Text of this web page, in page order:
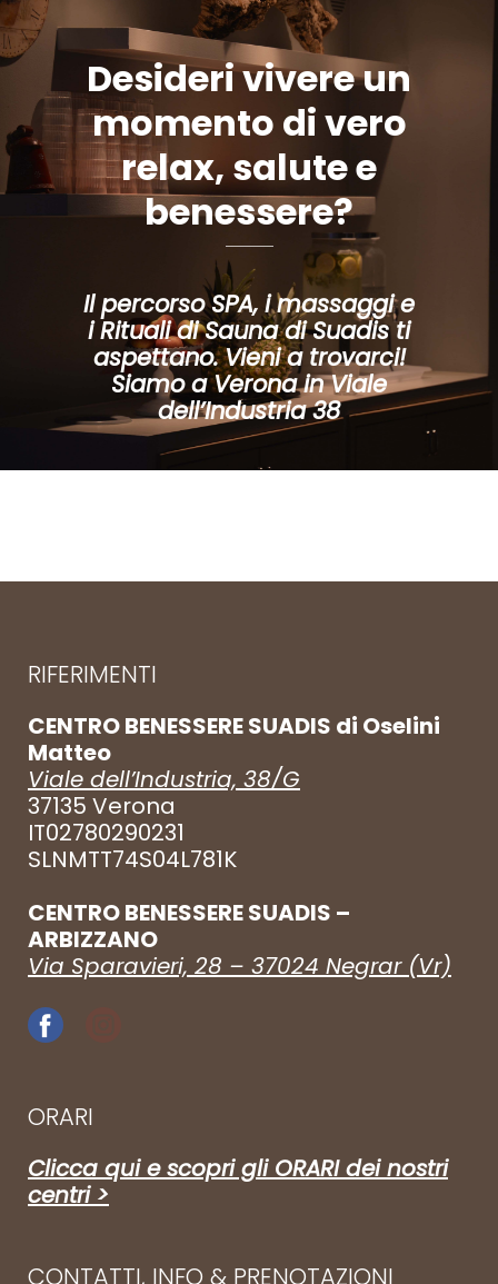
Desideri vivere un
momento di vero
relax, salute e
benessere?
Il percorso SPA, i massaggi e
i Rituali di Sauna di Suadis ti
aspettano. Vieni a trovarci!
Siamo a Verona in Viale
dell’Industria 38
RIFERIMENTI
CENTRO BENESSERE SUADIS di Oselini
Matteo
Viale dell’Industria, 38/G
37135 Verona
IT02780290231
SLNMTT74S04L781K
CENTRO BENESSERE SUADIS –
ARBIZZANO
Via Sparavieri, 28 – 37024 Negrar (Vr)
ORARI
Clicca qui e scopri gli ORARI dei nostri
centri >
CONTATTI, INFO & PRENOTAZIONI